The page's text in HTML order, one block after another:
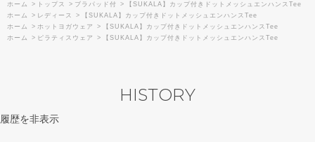
ホーム
> トップス > ブラパッド付 >
【SUKALA】カップ付きドットメッシュエンハンスTee
ホーム
> レディース >
【SUKALA】カップ付きドットメッシュエンハンスTee
ホーム
> ホットヨガウェア >
【SUKALA】カップ付きドットメッシュエンハンスTee
ホーム
> ピラティスウェア > 【SUKALA】カップ付きドットメッシュエンハンスTee
HISTORY
履歴を非表示